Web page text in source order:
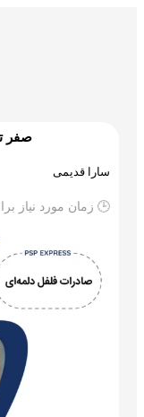
صفر
سارا قدیمی
🕒 زمان مورد نیاز